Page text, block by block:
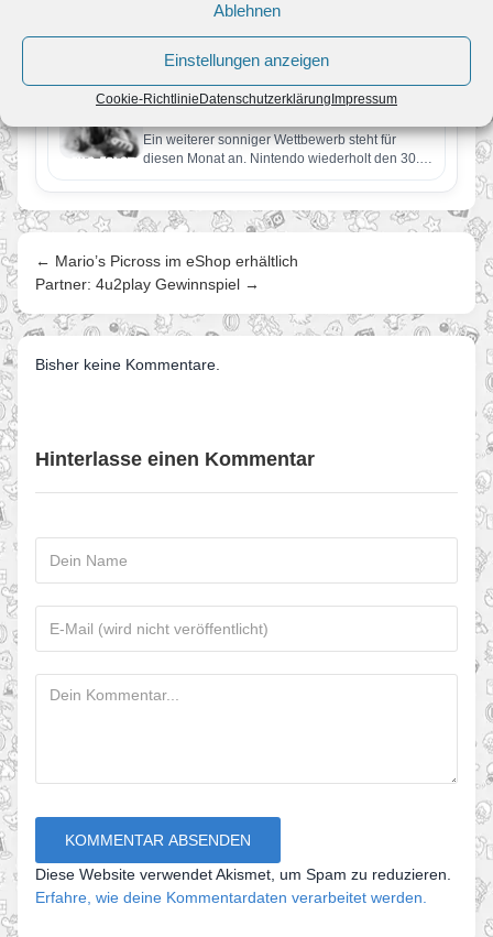
Ablehnen
Einstellungen anzeigen
Cookie-RichtlinieDatenschutzerklärungImpressum
2. Juli 2011
Aufgabe ist es, drei Runden durch Bowsers
Festung zu fahren. Dabei…
76. Mario Kart Wii Wettbewerb
Ein weiterer sonniger Wettbewerb steht für
diesen Monat an. Nintendo wiederholt den 30.
Mario Kart Wii Wettbewerb und…
← Mario’s Picross im eShop erhältlich
Partner: 4u2play Gewinnspiel →
Bisher keine Kommentare.
Hinterlasse einen Kommentar
Diese Website verwendet Akismet, um Spam zu reduzieren.
Erfahre, wie deine Kommentardaten verarbeitet werden.